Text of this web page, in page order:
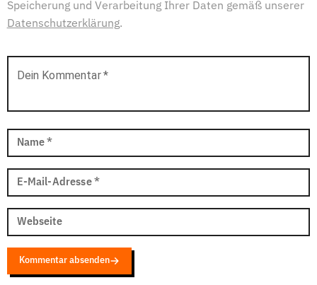
Speicherung und Verarbeitung Ihrer Daten gemäß unserer
Datenschutzerklärung.
Dein Kommentar*
Name *
E-Mail-Adresse *
Webseite
Kommentar absenden